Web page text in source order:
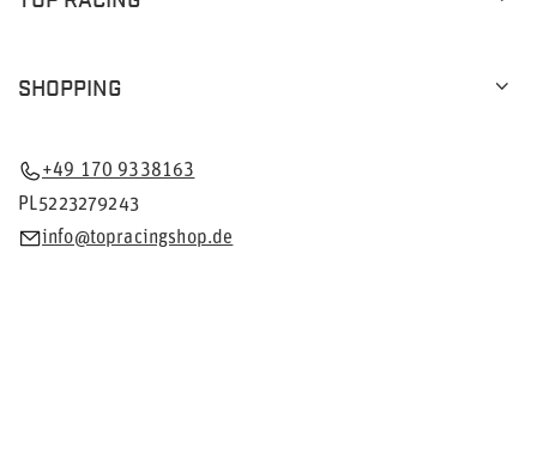
SHOPPING
+49 170 9338163
PL5223279243
info@topracingshop.de